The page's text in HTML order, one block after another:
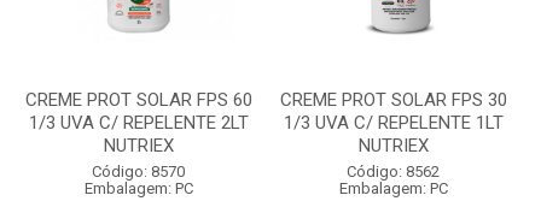
CREME PROT SOLAR FPS 60
1/3 UVA C/ REPELENTE 2LT
NUTRIEX
Código: 8570
Embalagem: PC
CREME PROT SOLAR FPS 30
1/3 UVA C/ REPELENTE 1LT
NUTRIEX
Código: 8562
Embalagem: PC